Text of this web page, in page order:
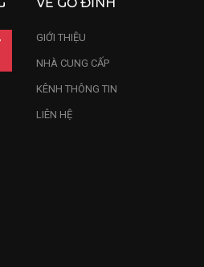
GIỚI THIỆU
NHÀ CUNG CẤP
KÊNH THÔNG TIN
LIÊN HỆ